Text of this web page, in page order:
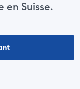
en Suisse.